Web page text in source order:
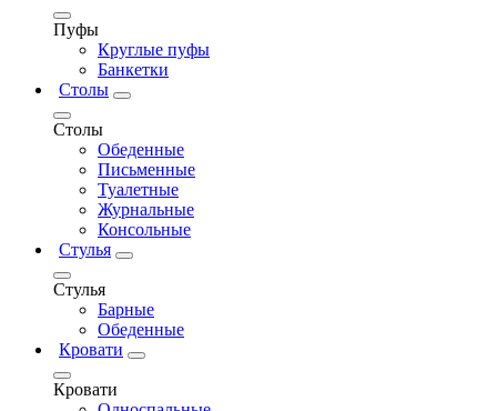
Пуфы
Круглые пуфы
Банкетки
Столы
Столы
Обеденные
Письменные
Туалетные
Журнальные
Консольные
Стулья
Стулья
Барные
Обеденные
Кровати
Кровати